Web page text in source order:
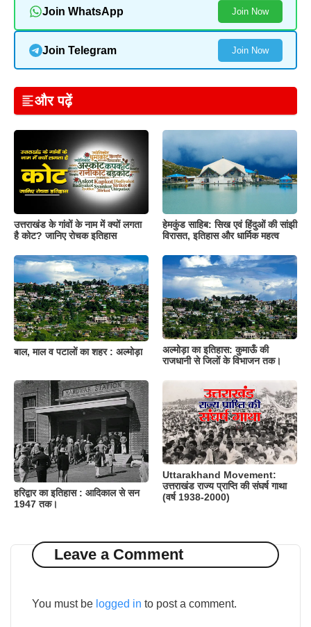
Join WhatsApp Join Now
Join Telegram Join Now
और पढ़ें
उत्तराखंड के गांवों के नाम में क्यों लगता
है कोट? जानिए रोचक इतिहास
हेमकुंड साहिब: सिख एवं हिंदुओं की सांझी
विरासत, इतिहास और धार्मिक महत्व
बाल, माल व पटालों का शहर : अल्मोड़ा
अल्मोड़ा का इतिहास: कुमाऊँ की
राजधानी से जिलों के विभाजन तक।
हरिद्वार का इतिहास : आदिकाल से सन
1947 तक।
Uttarakhand Movement:
उत्तराखंड राज्य प्राप्ति की संघर्ष गाथा
(वर्ष 1938-2000)
Leave a Comment
You must be logged in to post a comment.